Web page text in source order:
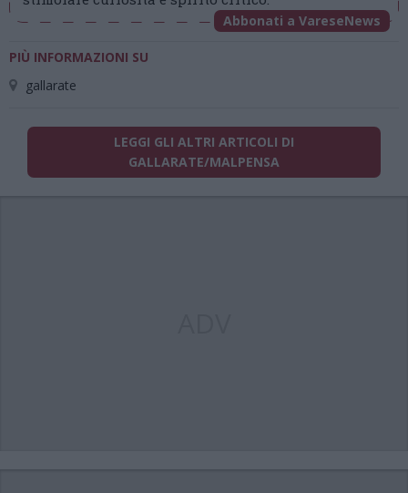
Abbonati a VareseNews
PIÙ INFORMAZIONI SU
gallarate
LEGGI GLI ALTRI ARTICOLI DI
GALLARATE/MALPENSA